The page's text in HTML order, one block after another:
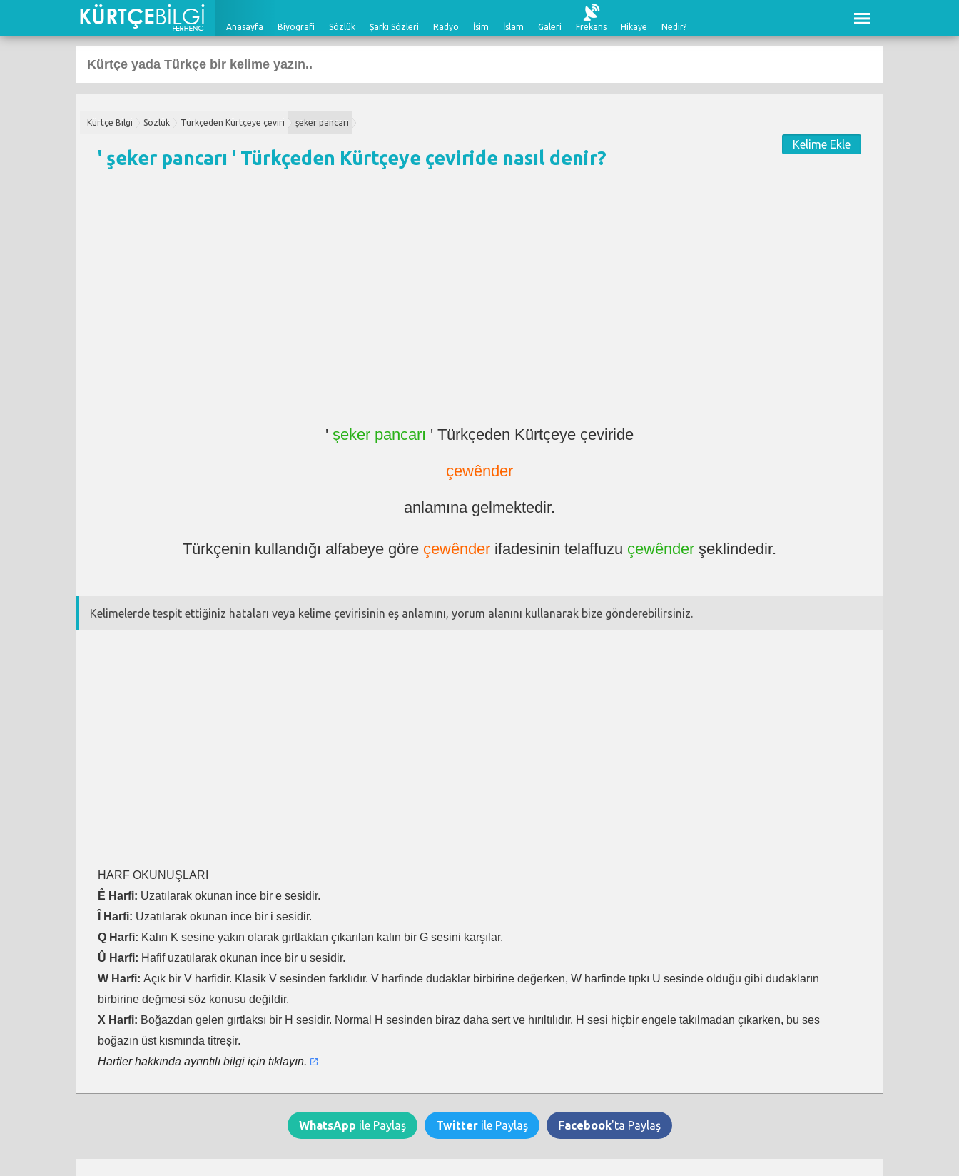
Anasayfa Biyografi Sözlük Şarkı Sözleri Radyo İsim İslam Galeri Frekans Hikaye Nedir?
Kürtçe Bilgi Sözlük Türkçeden Kürtçeye çeviri şeker pancarı
Kelime Ekle
' şeker pancarı ' Türkçeden Kürtçeye çeviride nasıl denir?
' şeker pancarı ' Türkçeden Kürtçeye çeviride
çewênder
anlamına gelmektedir.
Türkçenin kullandığı alfabeye göre çewênder ifadesinin telaffuzu çewênder şeklindedir.
Kelimelerde tespit ettiğiniz hataları veya kelime çevirisinin eş anlamını, yorum alanını kullanarak bize gönderebilirsiniz.
HARF OKUNUŞLARI
Ê Harfi: Uzatılarak okunan ince bir e sesidir.
Î Harfi: Uzatılarak okunan ince bir i sesidir.
Q Harfi: Kalın K sesine yakın olarak gırtlaktan çıkarılan kalın bir G sesini karşılar.
Û Harfi: Hafif uzatılarak okunan ince bir u sesidir.
W Harfi: Açık bir V harfidir. Klasik V sesinden farklıdır. V harfinde dudaklar birbirine değerken, W harfinde tıpkı U sesinde olduğu gibi dudakların
birbirine değmesi söz konusu değildir.
X Harfi: Boğazdan gelen gırtlaksı bir H sesidir. Normal H sesinden biraz daha sert ve hırıltılıdır. H sesi hiçbir engele takılmadan çıkarken, bu ses
boğazın üst kısmında titreşir.
Harfler hakkında ayrıntılı bilgi için tıklayın.
WhatsApp ile Paylaş Twitterile Paylaş Facebook'ta Paylaş